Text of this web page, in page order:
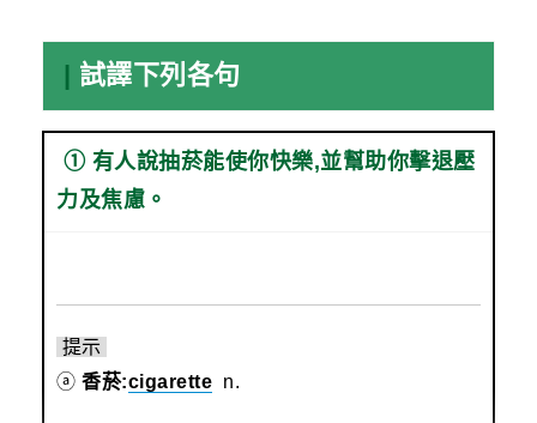
| 試譯下列各句
① 有人說抽菸能使你快樂,並幫助你擊退壓
力及焦慮。
提示
ⓐ 香菸:cigarette n.